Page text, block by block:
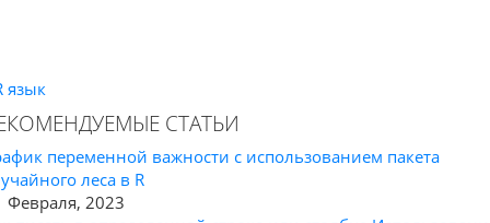
язык
СТАТЬИ
переменной важности с использованием пакета
леса в R
Февраля, 2023